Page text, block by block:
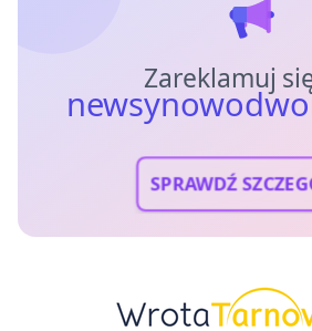
Zareklamuj
SPRAWDŹ